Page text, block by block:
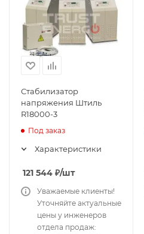
Стабилизатор
напряжения Штиль
R18000-3
Под заказ
Характеристики
121 544 ₽/шт
Уважаемые клиенты!
Уточняйте актуальные
цены у инженеров
отдела продаж: